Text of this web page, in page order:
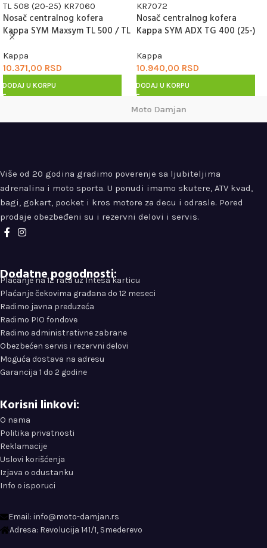
Nosač centralnog kofera
Kappa SYM Maxsym TL 500 / TL
508 (20-25) KR7060
Kappa
10.371,00 RSD
DODAJ U KORPU
Nosač centralnog kofera
Kappa SYM ADX TG 400 (25-)
Kappa
10.940,00 RSD
DODAJ U KORPU
Moto Damjan
Više od 20 godina gradimo poverenje sa ljubiteljima
adrenalina i moto sporta. U ponudi imamo skutere, ATV kvad,
bagi, gokart, pocket i kros motore za decu i odrasle. Pored
prodaje obezbeđeni su i rezervni delovi i servis.
Dodatne pogodnosti:
Plaćanje na 12 rata uz Intesa karticu
Plaćanje čekovima građana do 12 meseci
Radimo javna preduzeća
Radimo PIO fondove
Radimo administrativne zabrane
Obezbećen servis i rezervni delovi
Moguća dostava na adresu
Garancija 1 do 2 godine
Korisni linkovi:
O nama
Politika privatnosti
Reklamacije
Uslovi korišćenja
Izjava o odustanku
Info o isporuci
Email: info@moto-damjan.rs
Adresa: Revolucija 141/1, Smederevo